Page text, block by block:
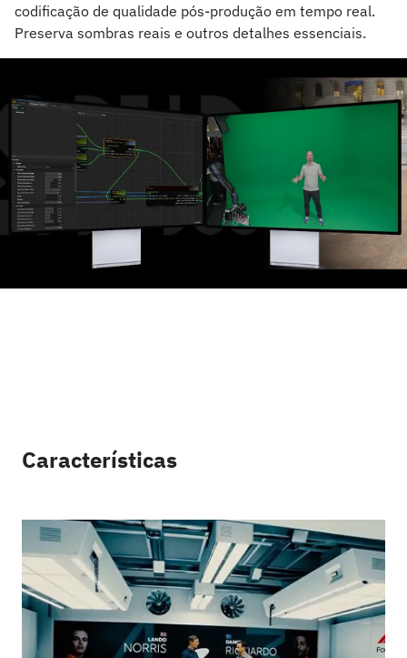
codificação de qualidade pós-produção em tempo real.
Preserva sombras reais e outros detalhes essenciais.
Características